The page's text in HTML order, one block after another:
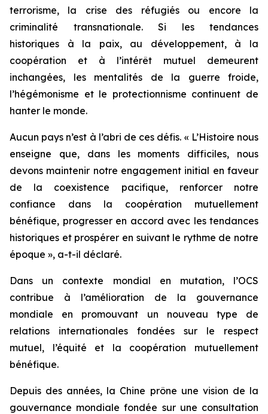
terrorisme, la crise des réfugiés ou encore la
criminalité transnationale. Si les tendances
historiques à la paix, au développement, à la
coopération et à l’intérêt mutuel demeurent
inchangées, les mentalités de la guerre froide,
l’hégémonisme et le protectionnisme continuent de
hanter le monde.
Aucun pays n’est à l’abri de ces défis. « L’Histoire nous
enseigne que, dans les moments difficiles, nous
devons maintenir notre engagement initial en faveur
de la coexistence pacifique, renforcer notre
confiance dans la coopération mutuellement
bénéfique, progresser en accord avec les tendances
historiques et prospérer en suivant le rythme de notre
époque », a-t-il déclaré.
Dans un contexte mondial en mutation, l’OCS
contribue à l’amélioration de la gouvernance
mondiale en promouvant un nouveau type de
relations internationales fondées sur le respect
mutuel, l’équité et la coopération mutuellement
bénéfique.
Depuis des années, la Chine prône une vision de la
gouvernance mondiale fondée sur une consultation